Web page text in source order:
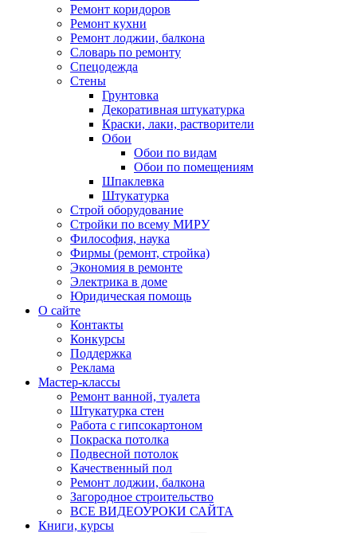
Ремонт коридоров
Ремонт кухни
Ремонт лоджии, балкона
Словарь по ремонту
Спецодежда
Стены
Грунтовка
Декоративная штукатурка
Краски, лаки, растворители
Обои
Обои по видам
Обои по помещениям
Шпаклевка
Штукатурка
Строй оборудование
Стройки по всему МИРУ
Философия, наука
Фирмы (ремонт, стройка)
Экономия в ремонте
Электрика в доме
Юридическая помощь
О сайте
Контакты
Конкурсы
Поддержка
Реклама
Мастер-классы
Ремонт ванной, туалета
Штукатурка стен
Работа с гипсокартоном
Покраска потолка
Подвесной потолок
Качественный пол
Ремонт лоджии, балкона
Загородное строительство
ВСЕ ВИДЕОУРОКИ САЙТА
Книги, курсы